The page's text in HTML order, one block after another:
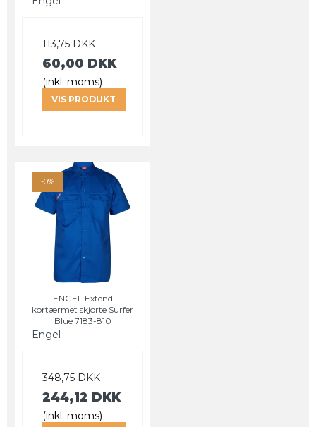
113,75 DKK
60,00 DKK
(inkl. moms)
VIS PRODUKT
-0%
ENGEL Extend
kortærmet skjorte Surfer
Blue 7183-810
Engel
348,75 DKK
244,12 DKK
(inkl. moms)